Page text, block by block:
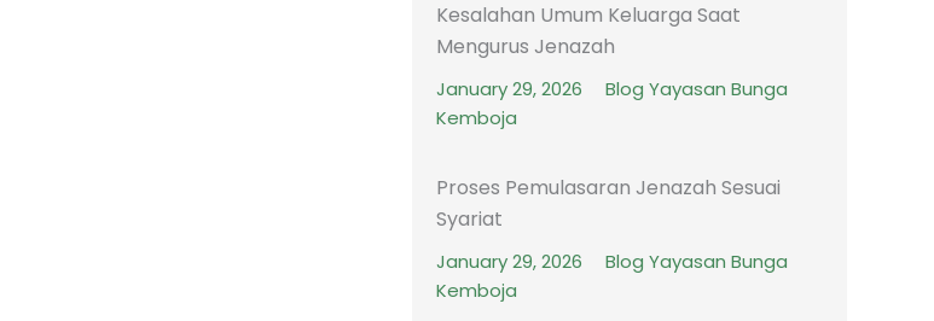
Kesalahan Umum Keluarga Saat
Mengurus Jenazah
January 29, 2026
Blog Yayasan Bunga
Kemboja
Proses Pemulasaran Jenazah Sesuai
Syariat
January 29, 2026
Blog Yayasan Bunga
Kemboja